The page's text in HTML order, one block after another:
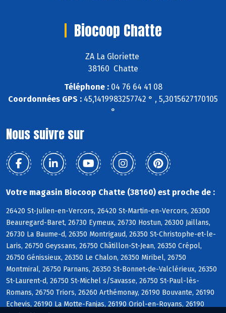
Biocoop Chatte
ZA La Gloriette
38160 Chatte
Téléphone :04 76 64 41 08
Coordonnées GPS : 45,1419983257742 ° , 5,3015627170105
°
Nous suivre sur
Votre magasin Biocoop Chatte (38160) est proche de :
26420 St-Julien-en-Vercors, 26420 St-Martin-en-Vercors, 26300
Beauregard-Baret, 26730 Eymeux, 26730 Hostun, 26300 Jaillans,
26730 La Baume-d, 26350 Montrigaud, 26350 St-Christophe-et-le-
Laris, 26750 Geyssans, 26750 Châtillon-St-Jean, 26350 Crépol,
26750 Génissieux, 26350 Le Chalon, 26350 Miribel, 26750
Montmiral, 26750 Parnans, 26350 St-Bonnet-de-Valclérieux, 26350
St-Laurent-d, 26750 St-Michel s/Savasse, 26750 St-Paul-lès-
Romans, 26750 Triors, 26260 Arthémonay, 26190 Bouvante, 26190
Echevis, 26190 La Motte-Fanjas, 26190 Oriol-en-Royans, 26190